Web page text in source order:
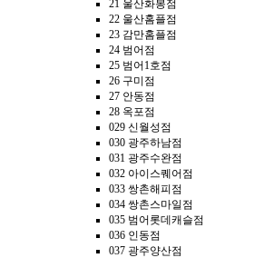
21 울산화봉점
22 울산홈플점
23 감만홈플점
24 범어점
25 범어1호점
26 구미점
27 안동점
28 옥포점
029 신월성점
030 광주하남점
031 광주수완점
032 아이스퀘어점
033 쌍촌해피점
034 쌍촌스마일점
035 범어롯데캐슬점
036 인동점
037 광주양산점